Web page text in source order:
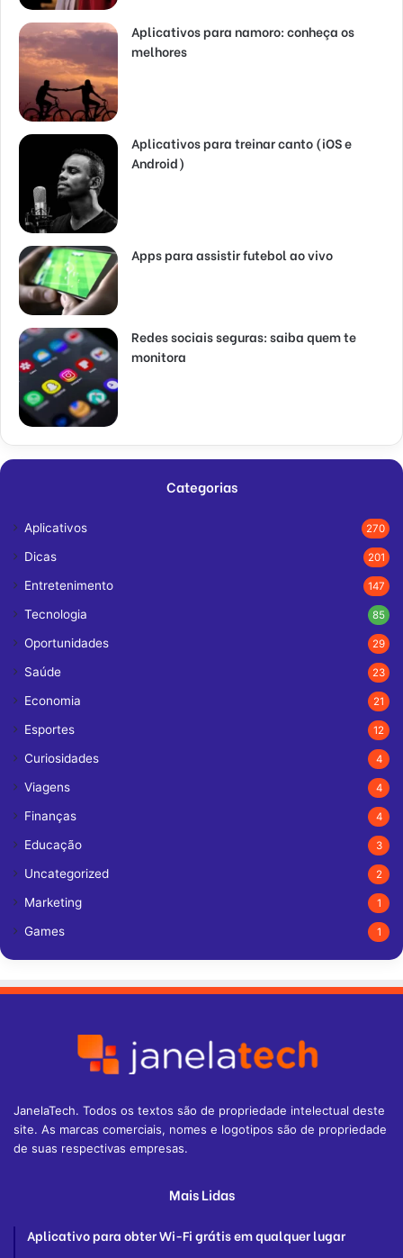
Aplicativos para namoro: conheça os
melhores
Aplicativos para treinar canto (iOS e
Android)
Apps para assistir futebol ao vivo
Redes sociais seguras: saiba quem te
monitora
Categorias
Aplicativos 270
Dicas 201
Entretenimento 147
Tecnologia 85
Oportunidades 29
Saúde 23
Economia 21
Esportes 12
Curiosidades 4
Viagens 4
Finanças 4
Educação 3
Uncategorized 2
Marketing 1
Games 1
JanelaTech. Todos os textos são de propriedade intelectual deste
site. As marcas comerciais, nomes e logotipos são de propriedade
de suas respectivas empresas.
Mais Lidas
Aplicativo para obter Wi-Fi grátis em qualquer lugar